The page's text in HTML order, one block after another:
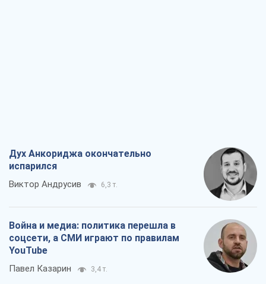
Дух Анкориджа окончательно
испарился
Виктор Андрусив 6,3 т.
Война и медиа: политика перешла в
соцсети, а СМИ играют по правилам
YouTube
Павел Казарин 3,4 т.